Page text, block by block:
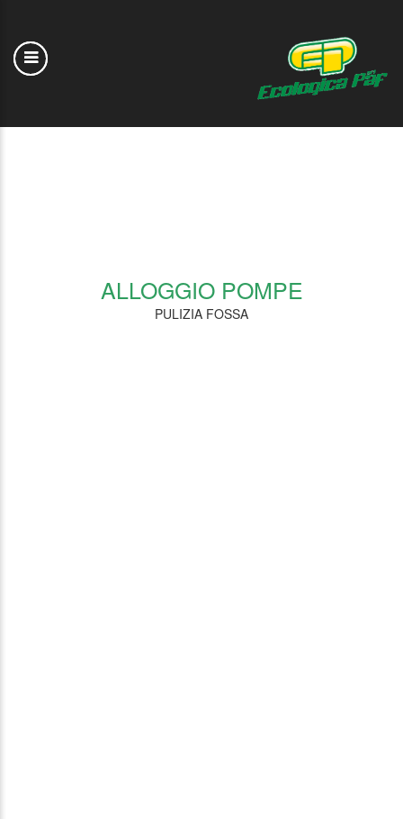
ALLOGGIO POMPE
PULIZIA FOSSA